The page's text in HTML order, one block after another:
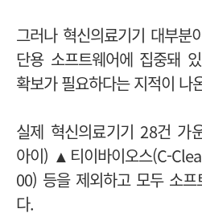
그러나 혁신의료기기 대부분
단용 소프트웨어에 집중돼
확보가 필요하다는 지적이 나
실제 혁신의료기기 28건 가
아이) ▲ 티이바이오스(C-
00) 등을 제외하고 모두 소
다.